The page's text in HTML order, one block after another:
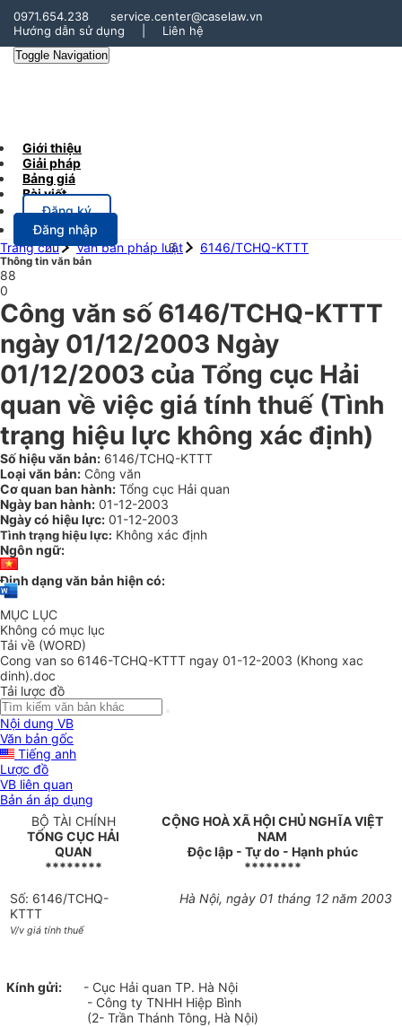
0971.654.238
service.center@caselaw.vn
Hướng dẫn sử dụng
Liên hệ
Toggle Navigation
Giới thiệu
Giải pháp
Bảng giá
Bài viết
Đăng ký
Đăng nhập
Trang chủ
Văn bản pháp luật 6146/TCHQ-KTTT
Thông tin văn bản
88
0
Công văn số 6146/TCHQ-KTTT
ngày 01/12/2003 Ngày
01/12/2003 của Tổng cục Hải
quan về việc giá tính thuế (Tình
trạng hiệu lực không xác định)
Số hiệu văn bản: 6146/TCHQ-KTTT
Loại văn bản: Công văn
Cơ quan ban hành: Tổng cục Hải quan
Ngày ban hành: 01-12-2003
Ngày có hiệu lực: 01-12-2003
Tình trạng hiệu lực: Không xác định
Ngôn ngữ:
Định dạng văn bản hiện có:
MỤC LỤC
Không có mục lục
Tải về (WORD)
Cong van so 6146-TCHQ-KTTT ngay 01-12-2003 (Khong xac
dinh).doc
Tải lược đồ
Nội dung VB
Văn bản gốc
Tiếng anh
Lược đồ
VB liên quan
Bản án áp dụng
BỘ TÀI CHÍNH
TỔNG CỤC HẢI
QUAN
********
CỘNG HOÀ XÃ HỘI CHỦ NGHĨA VIỆT
NAM
Độc lập - Tự do - Hạnh phúc
********
Số: 6146/TCHQ-
KTTT
V/v giá tính thuế
Hà Nội, ngày 01 tháng 12 năm 2003
Kính gửi:
- Cục Hải quan TP. Hà Nội
- Công ty TNHH Hiệp Bình
(2- Trần Thánh Tông, Hà Nội)